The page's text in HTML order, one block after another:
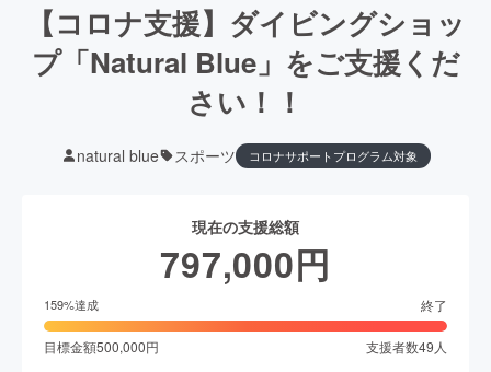
【コロナ支援】ダイビングショッ
プ「Natural Blue」をご支援くだ
さい！！
natural blue スポーツ コロナサポートプログラム対象
現在の支援総額
797,000円
159%達成 終了
目標金額500,000円 支援者数49 人